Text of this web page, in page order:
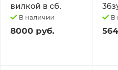
вилкой в сб.
В наличии
8000 руб.
В